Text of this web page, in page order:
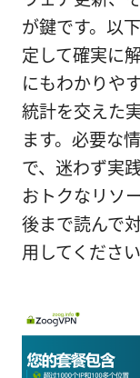
が鍵です。以
定して確実に
にもわかりや
統計を交えた
ます。必要な
で、迷わず実
おトクなリソ
後まで読んで
用してください